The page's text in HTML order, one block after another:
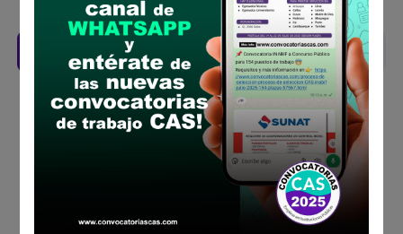
Descarga aquí las Bases